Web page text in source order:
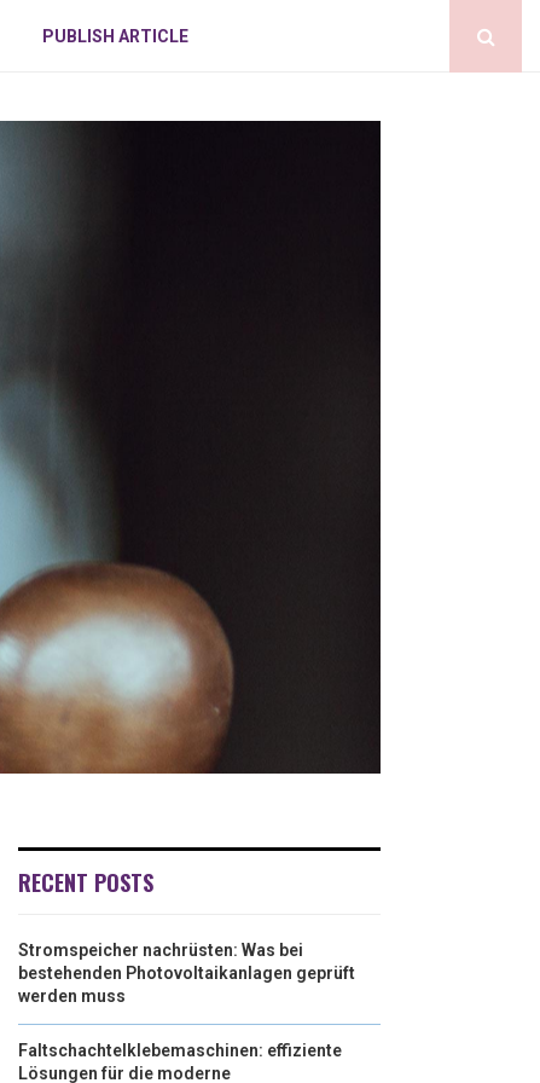
PUBLISH ARTICLE
RECENT POSTS
Stromspeicher nachrüsten: Was bei
bestehenden Photovoltaikanlagen geprüft
werden muss
Faltschachtelklebemaschinen: effiziente
Lösungen für die moderne